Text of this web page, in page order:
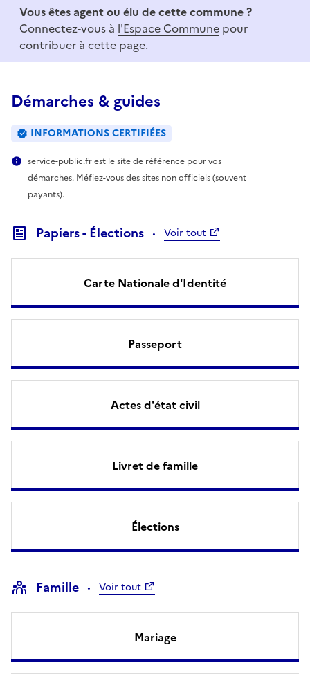
Vous êtes agent ou élu de cette commune ?
Connectez-vous à l'Espace Commune pour
contribuer à cette page.
Démarches & guides
INFORMATIONS CERTIFIÉES
service-public.fr est le site de référence pour vos
démarches. Méfiez-vous des sites non officiels (souvent
payants).
Papiers - Élections Voir tout
Carte Nationale d'Identité
Passeport
Actes d'état civil
Livret de famille
Élections
Famille Voir tout
Mariage